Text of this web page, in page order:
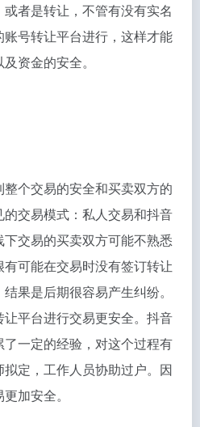
者是转让，不管有没有实名
号转让平台进行，这样才能
资金的安全。
个交易的安全和买卖双方的
交易模式：私人交易和抖音
交易的买卖双方可能不熟悉
可能在交易时没有签订转让
果是后期很容易产生纠纷。
平台进行交易更安全。抖音
一定的经验，对这个过程有
定，工作人员协助过户。因
加安全。